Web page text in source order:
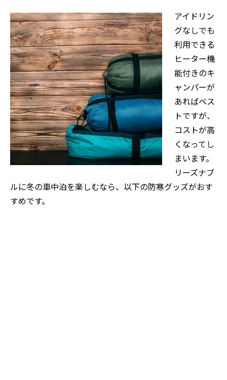
アイドリン
グなしでも
利用できる
ヒーター機
能付きのキ
ャンパーが
あればベス
トですが、
コストが高
くなってし
まいます。
リーズナブ
ルに冬の車中泊を楽しむなら、以下の防寒グッズがおす
すめです。